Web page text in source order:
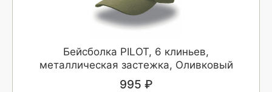
Бейсболка PILOT, 6 клиньев,
металлическая застежка, Оливковый
995 ₽